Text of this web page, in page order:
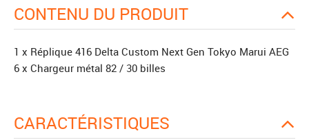
CONTENU DU PRODUIT
1 x Réplique 416 Delta Custom Next Gen Tokyo Marui AEG
6 x Chargeur métal 82 / 30 billes
CARACTÉRISTIQUES